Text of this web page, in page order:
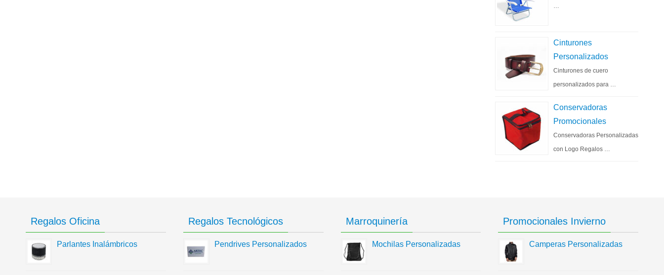
…
Cinturones
Personalizados
Cinturones de cuero
personalizados para …
Conservadoras
Promocionales
Conservadoras Personalizadas
con Logo Regalos …
Regalos Oficina
Parlantes Inalámbricos
Regalos Tecnológicos
Pendrives Personalizados
Marroquinería
Mochilas Personalizadas
Promocionales Invierno
Camperas Personalizadas